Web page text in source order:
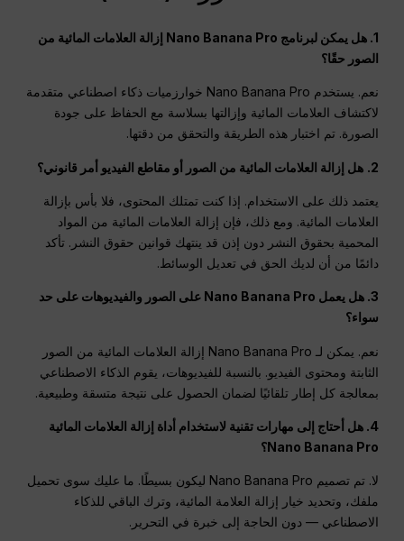
1. هل يمكن لبرنامج Nano Banana Pro إزالة العلامات المائية من
الصور حقًا؟
نعم. يستخدم Nano Banana Pro خوارزميات ذكاء اصطناعي متقدمة
لاكتشاف العلامات المائية وإزالتها بسلاسة مع الحفاظ على جودة
الصورة. تم اختبار هذه الطريقة والتحقق من دقتها.
2. هل إزالة العلامات المائية من الصور أو مقاطع الفيديو أمر قانوني؟
يعتمد ذلك على الاستخدام. إذا كنت تمتلك المحتوى، فلا بأس بإزالة
العلامات المائية. ومع ذلك، فإن إزالة العلامات المائية من المواد
المحمية بحقوق النشر دون إذن قد ينتهك قوانين حقوق النشر. تأكد
دائمًا من أن لديك الحق في تعديل الوسائط.
3. هل يعمل Nano Banana Pro على الصور والفيديوهات على حد
سواء؟
نعم. يمكن لـ Nano Banana Pro إزالة العلامات المائية من الصور
الثابتة ومحتوى الفيديو. بالنسبة للفيديوهات، يقوم الذكاء الاصطناعي
بمعالجة كل إطار تلقائيًا لضمان الحصول على نتيجة متسقة وطبيعية.
4. هل أحتاج إلى مهارات تقنية لاستخدام أداة إزالة العلامات المائية
Nano Banana Pro؟
لا. تم تصميم Nano Banana Pro ليكون بسيطًا. ما عليك سوى تحميل
ملفك، وتحديد خيار إزالة العلامة المائية، وترك الباقي للذكاء
الاصطناعي — دون الحاجة إلى خبرة في التحرير.